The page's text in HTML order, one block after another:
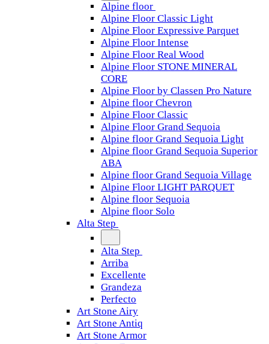
Alpine floor
Alpine Floor Classic Light
Alpine Floor Expressive Parquet
Alpine Floor Intense
Alpine Floor Real Wood
Alpine Floor STONE MINERAL
CORE
Alpine Floor by Classen Pro Nature
Alpine floor Chevron
Alpine Floor Classic
Alpine Floor Grand Sequoia
Alpine floor Grand Sequoia Light
Alpine floor Grand Sequoia Superior
ABA
Alpine floor Grand Sequoia Village
Alpine Floor LIGHT PARQUET
Alpine floor Sequoia
Alpine floor Solo
Alta Step
Alta Step
Arriba
Excellente
Grandeza
Perfecto
Art Stone Airy
Art Stone Antiq
Art Stone Armor